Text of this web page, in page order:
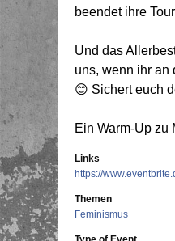
beendet ihre
Und das
uns, wenn ihr an
😊 Sichert euch
Ein Warm-Up zu
Links
https://
Themen
Feminismus